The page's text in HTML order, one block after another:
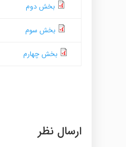
بخش دوم
بخش سوم
بخش چهارم
ارسال نظر